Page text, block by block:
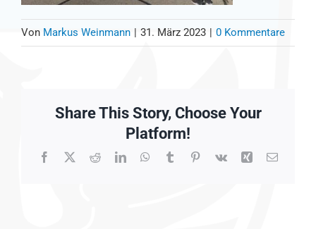
Von Markus Weinmann | 31. März 2023 | 0 Kommentare
Share This Story, Choose Your
Platform!
Facebook
X RedditLinkedInWhatsApp
TumblrPinterest
Vk Xing E-